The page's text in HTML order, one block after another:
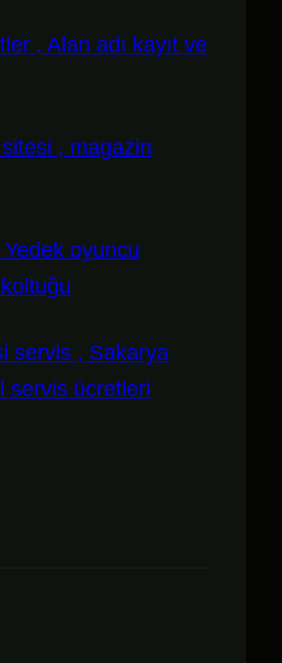
, Alan adı kayıt ve
, magazin
oyuncu
servis , Sakarya
servis ücretleri